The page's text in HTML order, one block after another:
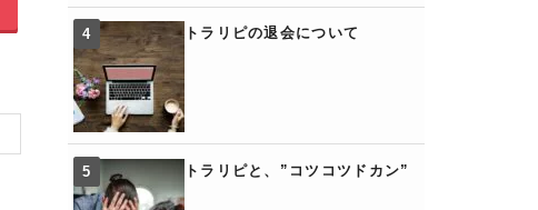
トラリピの退会について
トラリピと、”コツコツドカン”